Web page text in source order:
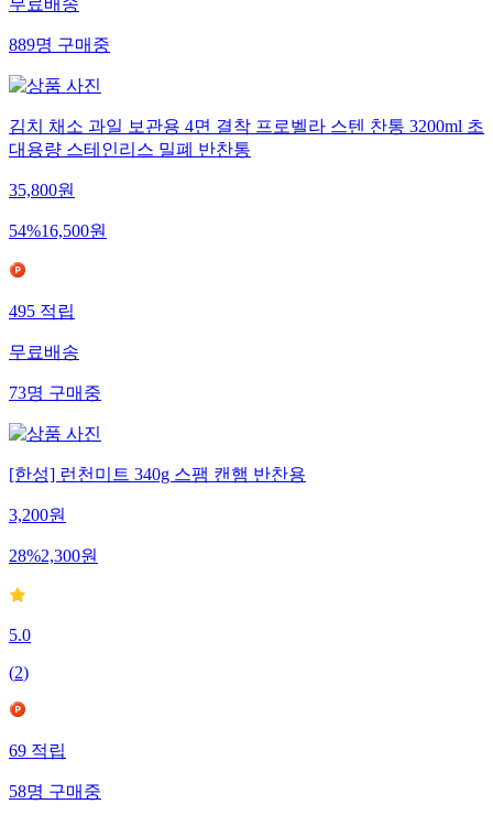
무료배송
889명구매중
김치 채소 과일 보관용 4면 결착 프로벨라 스텐 찬통 3200ml 초
대용량 스테인리스 밀폐 반찬통
35,800원
54%16,500원
495적립
무료배송
73명구매중
[한성] 런천미트 340g 스팸 캔햄 반찬용
3,200원
28%2,300원
5.0
(2)
69적립
58명구매중